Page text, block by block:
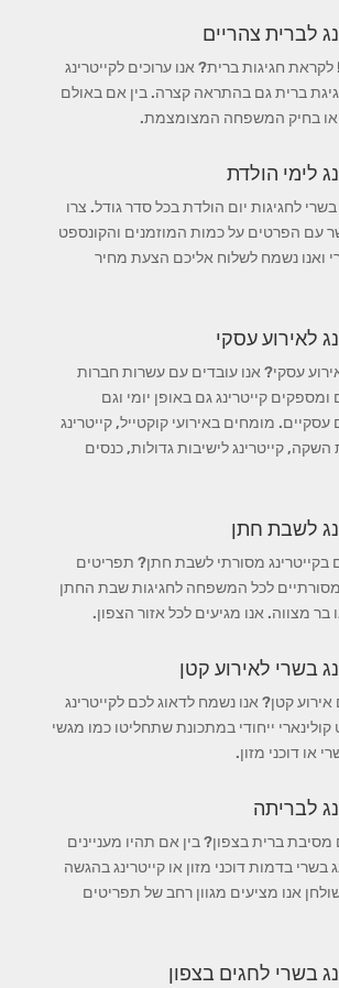
לברית צהריים
חגיגות ברית? אנו ערוכים לקייטרינג
ברית גם בהתראה קצרה. בין אם באולם
או בחיק המשפחה המצומצמת.
לימי הולדת
בשרי לחגיגות יום הולדת בכל סדר גודל. צרו
עם הפרטים על כמות המוזמנים והקונספט
ואנו נשמח לשלוח אליכם הצעת מחיר
לאירוע עסקי
עסקי? אנו עובדים עם עשרות חברות
קייטרינג גם באופן יומי וגם
עסקיים. מומחים באירועי קוקטייל, קייטרינג
קייטרינג לישיבות גדולות, כנסים
לשבת חתן
בקייטרינג מסורתי לשבת חתן? תפריטים
לכל המשפחה לחגיגות שבת החתן
בר מצווה. אנו מגיעים לכל אזור הצפון.
בשרי לאירוע קטן
אירוע קטן? אנו נשמח לדאוג לכם לקייטרינג
ייחודי במתכונת שתחליטו כמו מגשי
או דוכני מזון.
לבריתה
מסיבת ברית בצפון? בין אם תהיו מעניינים
בשרי בדמות דוכני מזון או קייטרינג בהגשה
אנו מציעים מגוון רחב של תפריטים
בשרי לחגים בצפון